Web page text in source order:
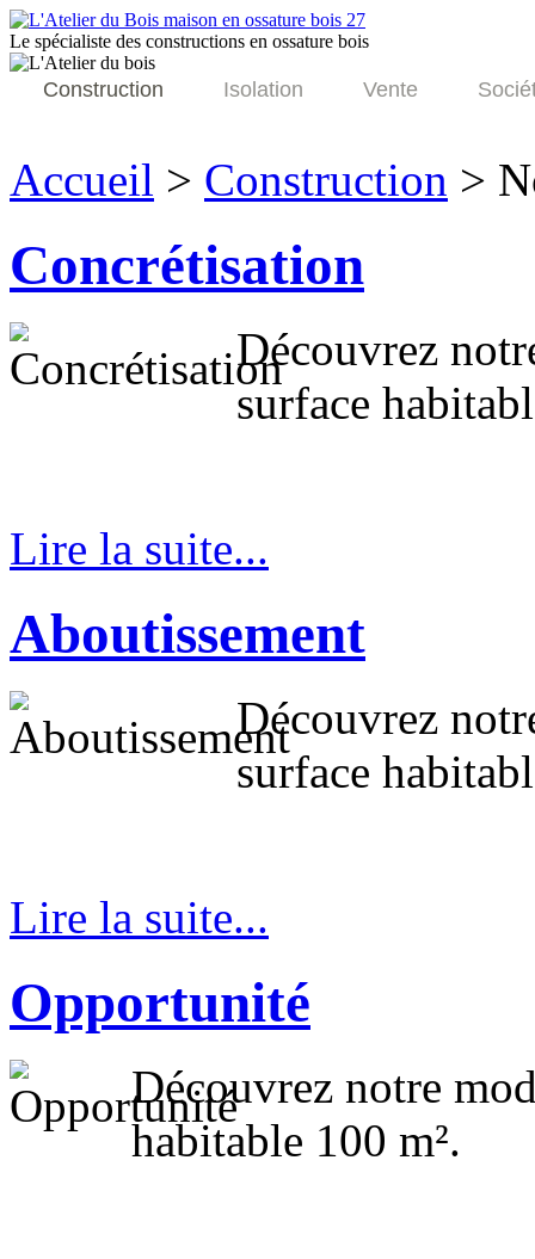
Le spécialiste des constructions en ossature bois
Construction Isolation Vente
Accueil > Construction >
Concrétisation
Découvrez
surface
Lire la suite...
Aboutissement
Découvrez
surface
Lire la suite...
Opportunité
Découvrez notre
habitable 100 m².